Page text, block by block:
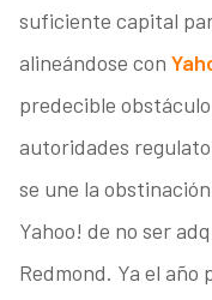
suficiente capital
alineándose con
predecible
autoridades
se une la
Yahoo! de no ser
Redmond. Ya el